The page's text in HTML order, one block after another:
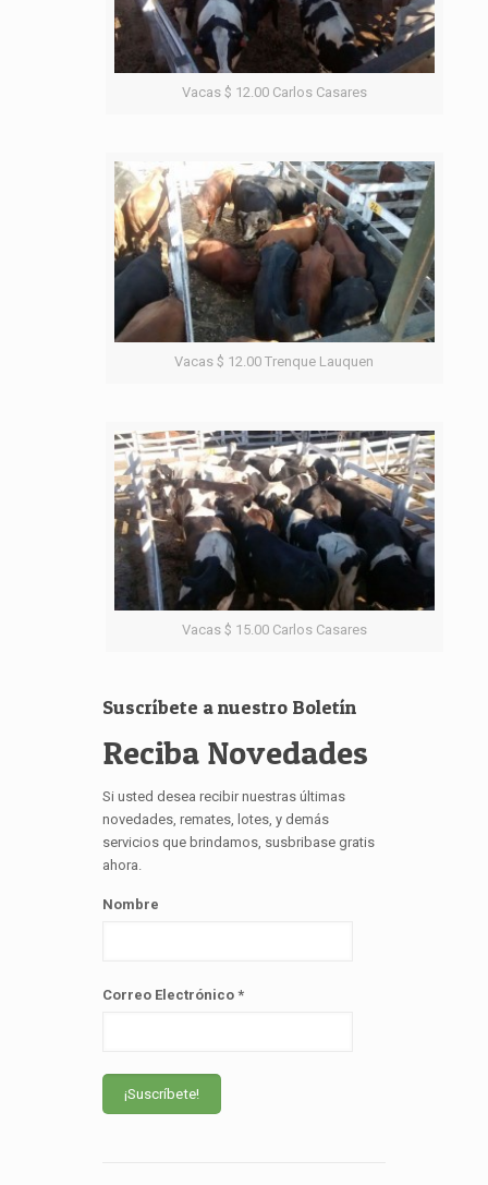
Vacas $ 12.00 Carlos Casares
Vacas $ 12.00 Trenque Lauquen
Vacas $ 15.00 Carlos Casares
Suscríbete a nuestro Boletín
Reciba Novedades
Si usted desea recibir nuestras últimas
novedades, remates, lotes, y demás
servicios que brindamos, susbribase gratis
ahora.
Nombre
Correo Electrónico *